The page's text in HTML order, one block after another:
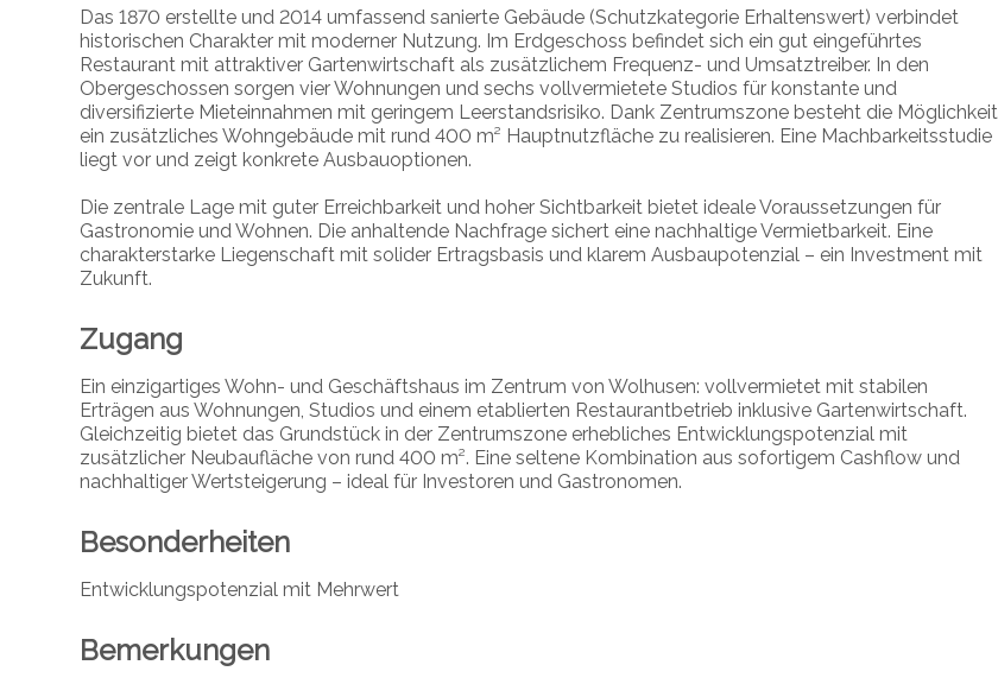
Das 1870 erstellte und 2014 umfassend sanierte Gebäude (Schutzkategorie Erhaltenswert) verbindet
historischen Charakter mit moderner Nutzung. Im Erdgeschoss befindet sich ein gut eingeführtes
Restaurant mit attraktiver Gartenwirtschaft als zusätzlichem Frequenz- und Umsatztreiber. In den
Obergeschossen sorgen vier Wohnungen und sechs vollvermietete Studios für konstante und
diversifizierte Mieteinnahmen mit geringem Leerstandsrisiko. Dank Zentrumszone besteht die Möglichkeit,
ein zusätzliches Wohngebäude mit rund 400 m² Hauptnutzfläche zu realisieren. Eine Machbarkeitsstudie
liegt vor und zeigt konkrete Ausbauoptionen.
Die zentrale Lage mit guter Erreichbarkeit und hoher Sichtbarkeit bietet ideale Voraussetzungen für
Gastronomie und Wohnen. Die anhaltende Nachfrage sichert eine nachhaltige Vermietbarkeit. Eine
charakterstarke Liegenschaft mit solider Ertragsbasis und klarem Ausbaupotenzial – ein Investment mit
Zukunft.
Zugang
Ein einzigartiges Wohn- und Geschäftshaus im Zentrum von Wolhusen: vollvermietet mit stabilen
Erträgen aus Wohnungen, Studios und einem etablierten Restaurantbetrieb inklusive Gartenwirtschaft.
Gleichzeitig bietet das Grundstück in der Zentrumszone erhebliches Entwicklungspotenzial mit
zusätzlicher Neubaufläche von rund 400 m². Eine seltene Kombination aus sofortigem Cashflow und
nachhaltiger Wertsteigerung – ideal für Investoren und Gastronomen.
Besonderheiten
Entwicklungspotenzial mit Mehrwert
Bemerkungen